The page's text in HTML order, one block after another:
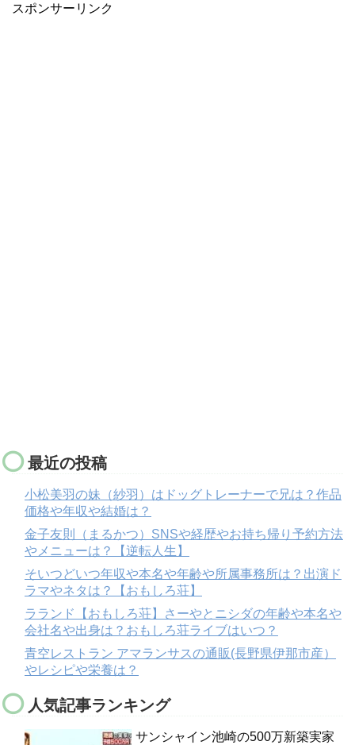
スポンサーリンク
最近の投稿
小松美羽の妹（紗羽）はドッグトレーナーで兄は？作品
価格や年収や結婚は？
金子友則（まるかつ）SNSや経歴やお持ち帰り予約方法
やメニューは？【逆転人生】
そいつどいつ年収や本名や年齢や所属事務所は？出演ド
ラマやネタは？【おもしろ荘】
ラランド【おもしろ荘】さーやとニシダの年齢や本名や
会社名や出身は？おもしろ荘ライブはいつ？
青空レストラン アマランサスの通販(長野県伊那市産）
やレシピや栄養は？
人気記事ランキング
サンシャイン池崎の500万新築実家